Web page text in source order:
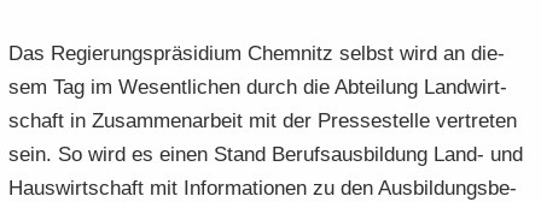
Das Re­gie­rungs­prä­si­di­um Chem­nitz selbst wird an die­
sem Tag im We­sent­li­chen durch die Ab­tei­lung Land­wirt­
schaft in Zu­sam­men­ar­beit mit der Pres­se­stel­le ver­tre­ten
sein. So wird es einen Stand Be­rufs­aus­bil­dung Land- und
Haus­wirt­schaft mit In­for­ma­tio­nen zu den Aus­bil­dungs­be­